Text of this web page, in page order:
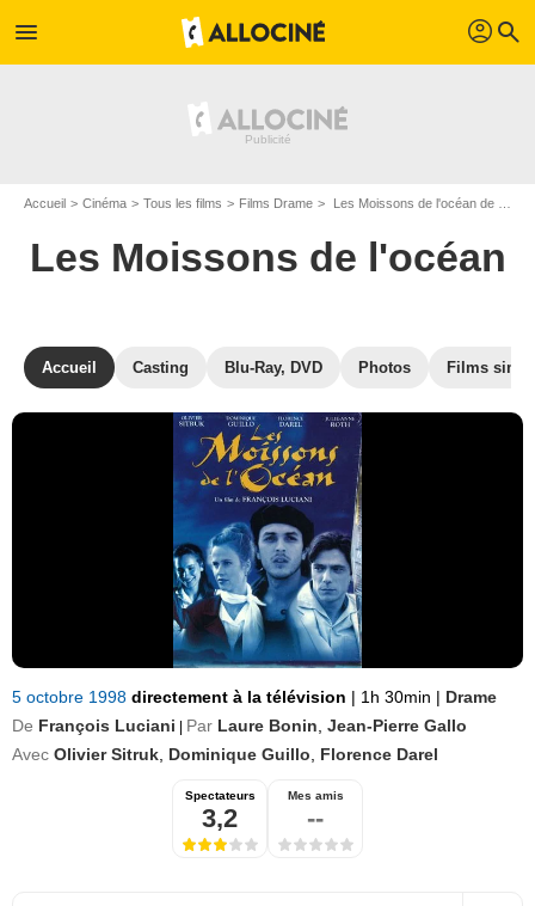
menu profil search
Accueil Cinéma Tous les films Films Drame Les Moissons de l'océan de François Luciani
Les Moissons de l'océan
Accueil Casting Blu-Ray, DVD Photos Films
5 octobre 1998 directement à la télévision | 1h 30min | Drame
De François Luciani Par Laure Bonin Jean-Pierre Gallo
Avec Olivier Sitruk Dominique Guillo Florence Darel
Spectateurs
3,2
Mes amis
--